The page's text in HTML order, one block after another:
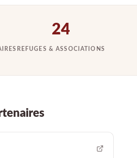
24
REFUGES & ASSOCIATIONS